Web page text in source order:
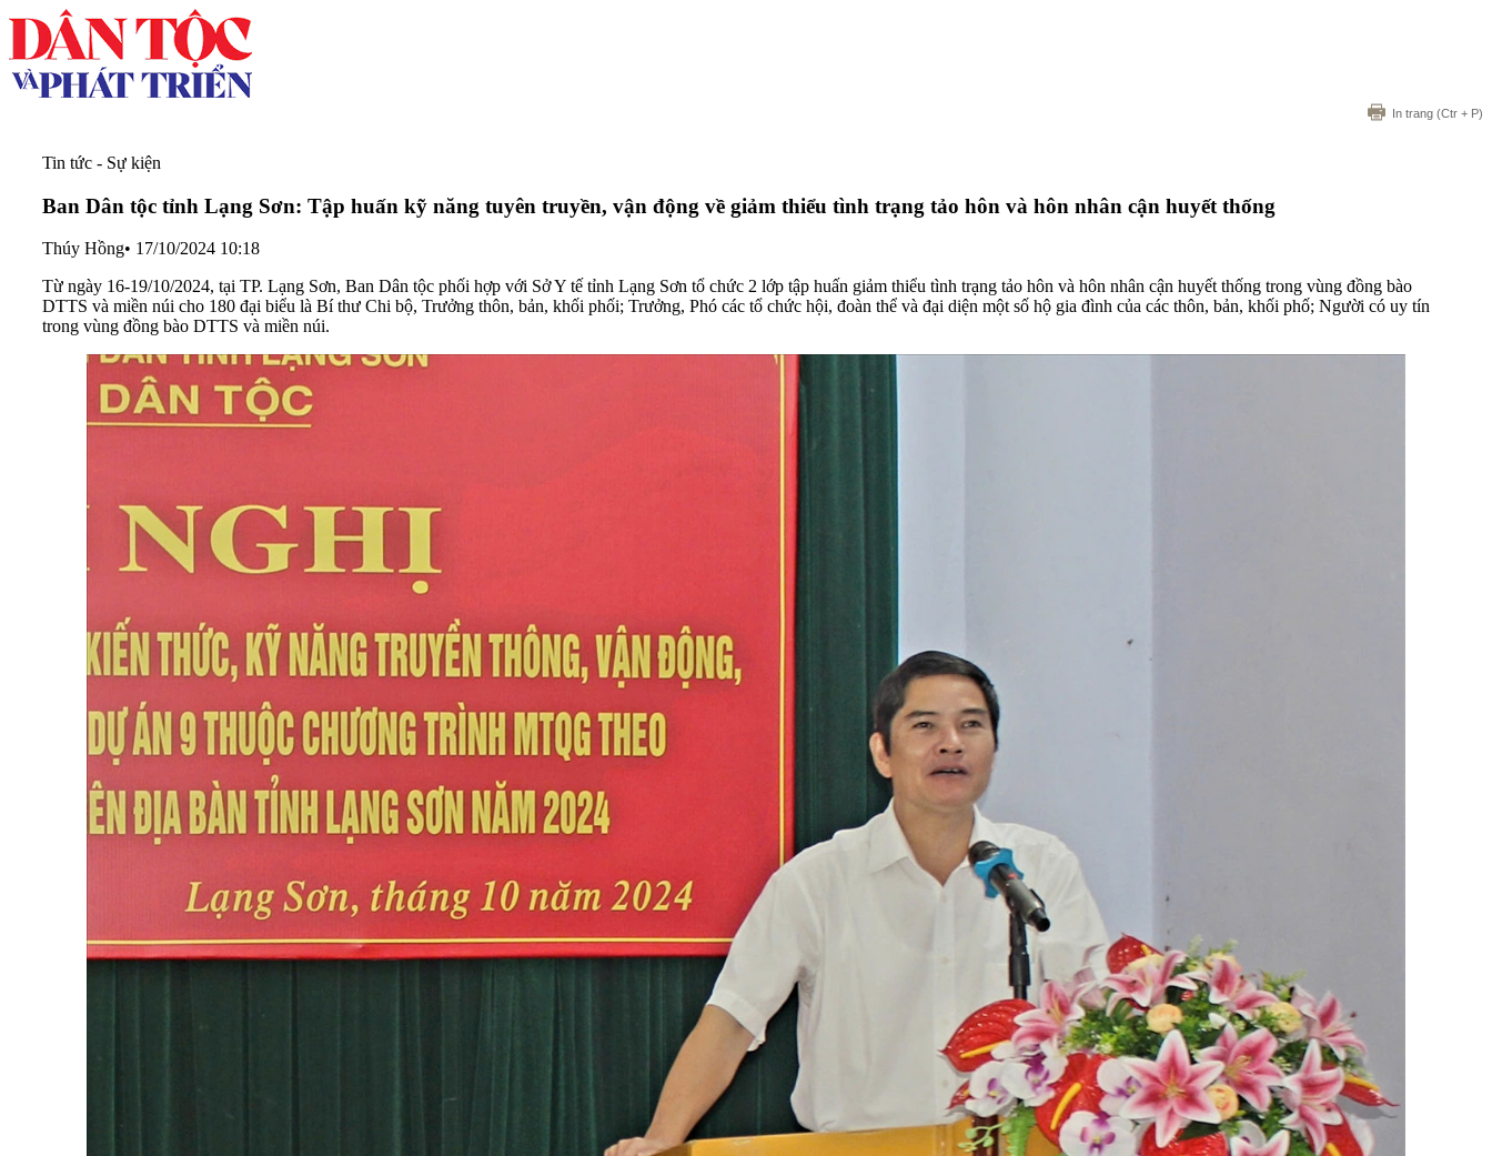
In trang (Ctr + P)
Tin tức - Sự kiện
Ban Dân tộc tỉnh Lạng Sơn: Tập huấn kỹ năng tuyên truyền, vận động về giảm thiểu tình trạng tảo hôn và hôn nhân cận huyết thống
Thúy Hồng• 17/10/2024 10:18
Từ ngày 16-19/10/2024, tại TP. Lạng Sơn, Ban Dân tộc phối hợp với Sở Y tế tỉnh Lạng Sơn tổ chức 2 lớp tập huấn giảm thiểu tình trạng tảo hôn và hôn nhân cận huyết thống trong vùng đồng bào
DTTS và miền núi cho 180 đại biểu là Bí thư Chi bộ, Trưởng thôn, bản, khối phối; Trưởng, Phó các tổ chức hội, đoàn thể và đại diện một số hộ gia đình của các thôn, bản, khối phố; Người có uy tín
trong vùng đồng bào DTTS và miền núi.